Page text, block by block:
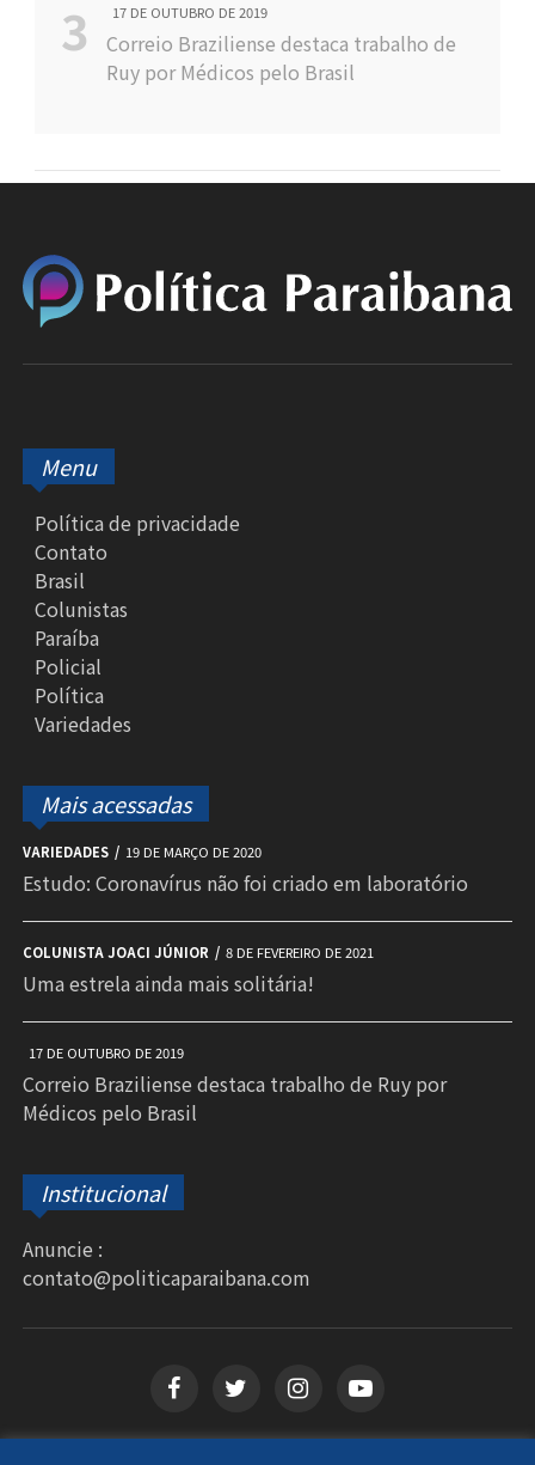
17 DE OUTUBRO DE 2019
Correio Braziliense destaca trabalho de
Ruy por Médicos pelo Brasil
Menu
Política de privacidade
Contato
Brasil
Colunistas
Paraíba
Policial
Política
Variedades
Mais acessadas
VARIEDADES 19 DE MARÇO DE 2020
Estudo: Coronavírus não foi criado em laboratório
COLUNISTA JOACI JÚNIOR 8 DE FEVEREIRO DE 2021
Uma estrela ainda mais solitária!
17 DE OUTUBRO DE 2019
Correio Braziliense destaca trabalho de Ruy por
Médicos pelo Brasil
Institucional
Anuncie :
contato@politicaparaibana.com